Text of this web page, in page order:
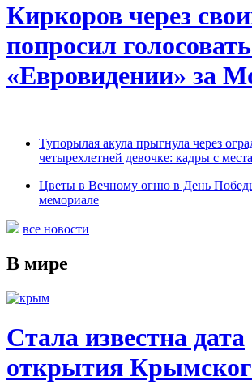
Киркоров через
попросил
«Евровидении» за
Тупорылая акула прыгнула через
четырехлетней девочке: кадры с
Цветы в Вечному огню в День
мемориале
все новости
В мире
Стала известна дата
открытия